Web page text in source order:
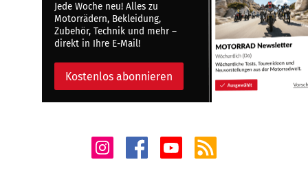
Jede Woche neu! Alles zu
Motorrädern, Bekleidung,
Zubehör, Technik und mehr –
direkt in Ihre E-Mail!
Kostenlos abonnieren